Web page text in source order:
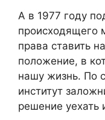
А в 1977 году
происходящего
права ставить
положение, в
нашу жизнь. По
институт
решение уехать